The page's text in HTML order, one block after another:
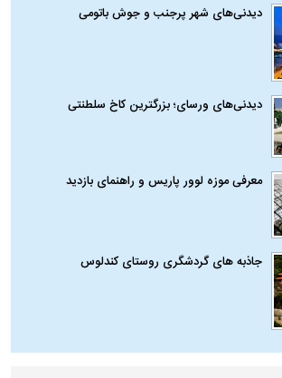
دیدنی‌های شهر پرجنب و جوش باتومی
دیدنی‌های ورسای؛ بزرگترین کاخ سلطنتی
معرفی موزه لوور پاریس و راهنمای بازدید
جاذبه های گردشگری روستای کندلوس